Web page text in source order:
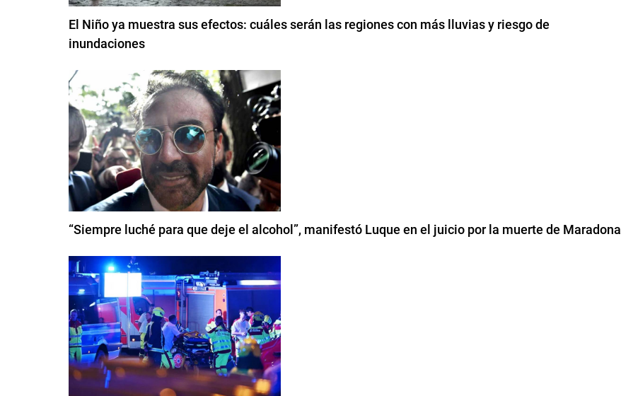
El Niño ya muestra sus efectos: cuáles serán las regiones con más lluvias y riesgo de
inundaciones
“Siempre luché para que deje el alcohol”, manifestó Luque en el juicio por la muerte de Maradona